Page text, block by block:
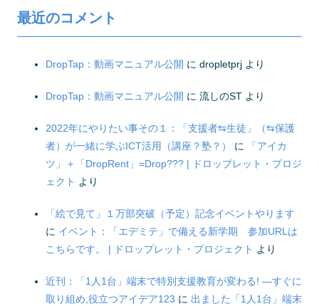
最近のコメント
DropTap：動画マニュアル公開 に dropletprj より
DropTap：動画マニュアル公開 に 流しのST より
2022年にやりたい事その１：「支援者⇆生徒」（⇆保護
者）が一緒に学ぶICT活用（講座？塾？）
に
「アイカ
ツ」＋「DropRent」=Drop??? | ドロップレット・プロジ
ェクト より
「絵で見て」１万部突破（予定）記念イベントやります
に イベント：「エデミテ」で備える新学期 参加URLは
こちらです。 | ドロップレット・プロジェクト より
近刊：「1人1台」端末で特別支援教育が変わる! ―すぐに
取り組め,役立つアイデア123 に 出ました「1人1台」端末